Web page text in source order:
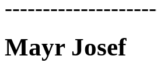
Mayr Josef